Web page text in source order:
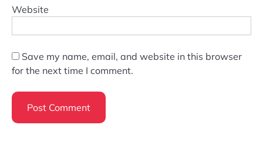
Website
Save my name, email, and website in this browser
for the next time I comment.